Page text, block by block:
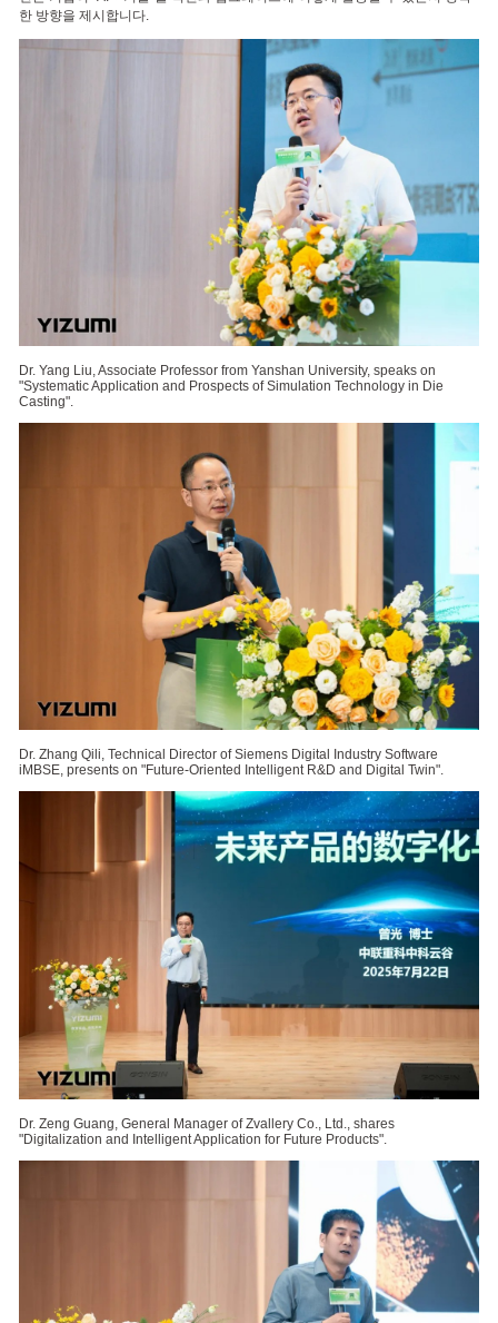
한 방향을 제시합니다.
Dr. Yang Liu, Associate Professor from Yanshan University, speaks on
"Systematic Application and Prospects of Simulation Technology in Die
Casting".
Dr. Zhang Qili, Technical Director of Siemens Digital Industry Software
iMBSE, presents on "Future-Oriented Intelligent R&D and Digital Twin".
Dr. Zeng Guang, General Manager of Zvallery Co., Ltd., shares
"Digitalization and Intelligent Application for Future Products".